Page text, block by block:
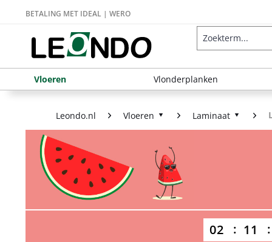
BETALING MET IDEAL | WERO
Vloeren Vlonderplanken
Leondo.nl Vloeren Laminaat
02 11